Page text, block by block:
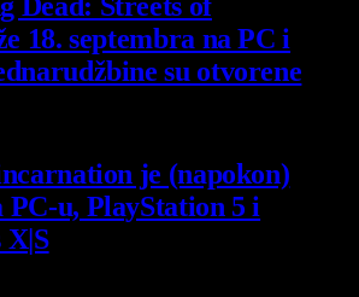
Dead: Streets of
18. septembra na PC i
su otvorene
je (napokon)
PC-u, PlayStation 5 i
X|S